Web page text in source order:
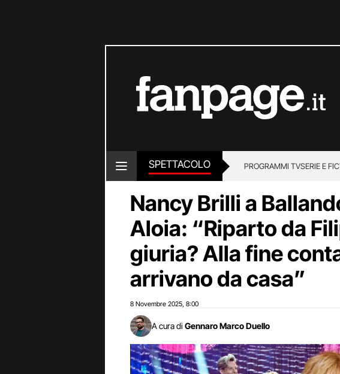
SPETTACOLO PROGRAMMI TVSERIE E
Nancy Brilli a
Aloia: “Riparto da
giuria? Alla fine
arrivano da casa”
8 Novembre 2025 8:00
A cura di Gennaro Marco Duello